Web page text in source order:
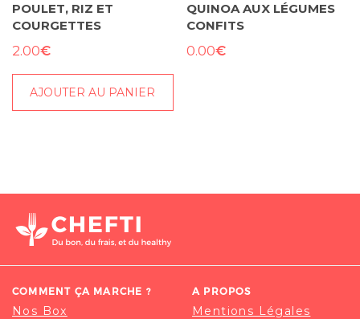
POULET, RIZ ET
COURGETTES
2.00€
AJOUTER AU PANIER
QUINOA AUX LÉGUMES
CONFITS
0.00€
COMMENT ÇA MARCHE ?
Nos Box
A PROPOS
Mentions Légales